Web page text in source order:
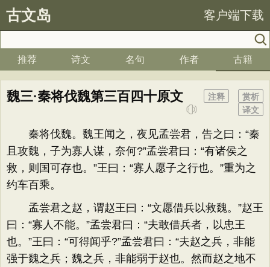
古文岛 客户端下载
推荐 诗文 名句 作者 古籍
魏三·秦将伐魏第三百四十原文 赏析
注释
译文
秦将伐魏。魏王闻之，夜见孟尝君，告之曰：“秦
且攻魏，子为寡人谋，奈何?”孟尝君曰：“有诸侯之
救，则国可存也。”王曰：“寡人愿子之行也。”重为之
约车百乘。
孟尝君之赵，谓赵王曰：“文愿借兵以救魏。”赵王
曰：“寡人不能。”孟尝君曰：“夫敢借兵者，以忠王
也。”王曰：“可得闻乎?”孟尝君曰：“夫赵之兵，非能
强于魏之兵；魏之兵，非能弱于赵也。然而赵之地不